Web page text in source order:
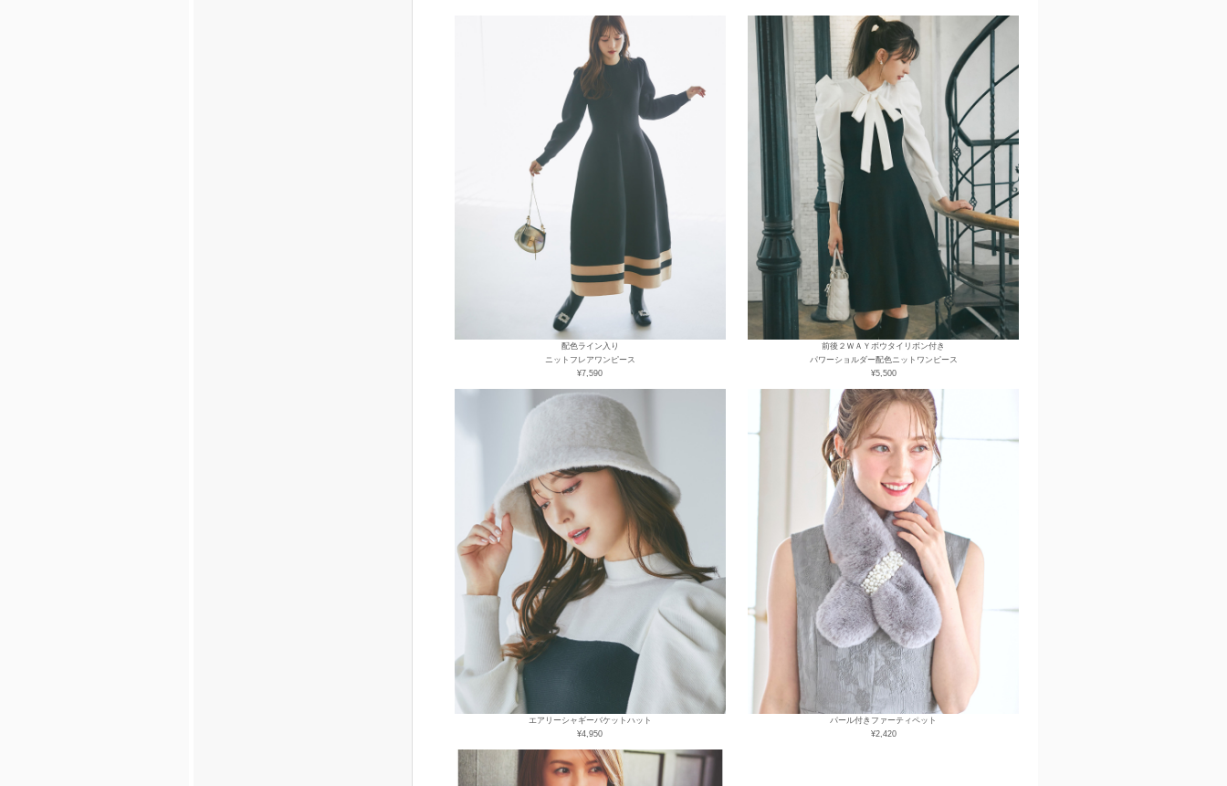
配色ライン入り
ニットフレアワンピース
¥7,590
前後２ＷＡＹボウタイリボン付き
パワーショルダー配色ニットワンピース
¥5,500
エアリーシャギーバケットハット
¥4,950
パール付きファーティペット
¥2,420